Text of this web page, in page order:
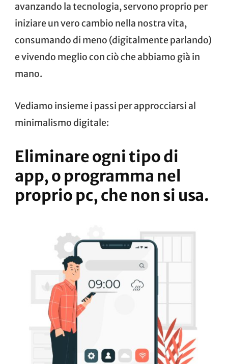
avanzando la tecnologia, servono proprio per
iniziare un vero cambio nella nostra vita,
consumando di meno (digitalmente parlando)
e vivendo meglio con ciò che abbiamo già in
mano.
Vediamo insieme i passi per approcciarsi al
minimalismo digitale:
Eliminare ogni tipo di
app, o programma nel
proprio pc, che non si usa.